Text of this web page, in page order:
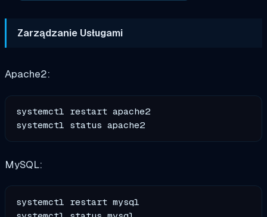
Zarządzanie Usługami
Apache2:
systemctl restart apache2
MySQL:
systemctl restart mysql